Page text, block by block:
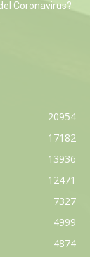
Coronavirus?
20954
17182
13936
12471
7327
4999
4874